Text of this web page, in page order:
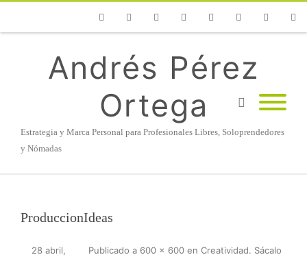
Andrés Pérez
Ortega
Estrategia y Marca Personal para Profesionales Libres, Soloprendedores
y Nómadas
ProduccionIdeas
Publicado
28 abril,
a 600 × 600 en Creatividad. Sácalo